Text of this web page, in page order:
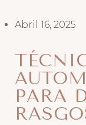
Abril 16, 2025
PARA